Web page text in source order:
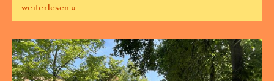
weiterlesen »